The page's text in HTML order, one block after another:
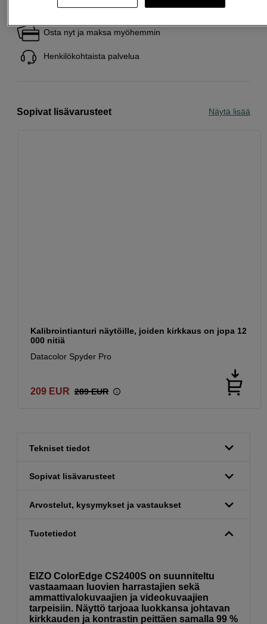
Ilmainen toimitus yli 200 EUR ostoksille
Osta nyt ja maksa myöhemmin
Henkilökohtaista palvelua
Sopivat lisävarusteet Näytä lisää
Kalibrointianturi näytöille, joiden kirkkaus on jopa 12
000 nitiä
Datacolor Spyder Pro
209 EUR 289 EUR
Tekniset tiedot
Sopivat lisävarusteet
Arvostelut, kysymykset ja vastaukset
Tuotetiedot
EIZO ColorEdge CS2400S on suunniteltu
vastaamaan luovien harrastajien sekä
ammattivalokuvaajien ja videokuvaajien
tarpeisiin. Näyttö tarjoaa luokkansa johtavan
kirkkauden ja kontrastin peittäen samalla 99 %